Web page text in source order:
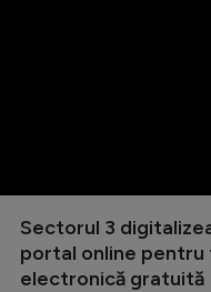
Sectorul 3
portal online pentru
electronică gratuită